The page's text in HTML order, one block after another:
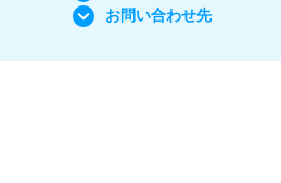
お問い合わせ先